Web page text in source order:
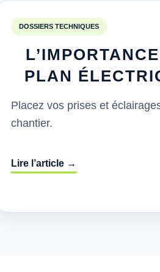
DOSSIERS TECHNIQUES
PLAN
Placez vos prises et
chantier.
Lire l’article →